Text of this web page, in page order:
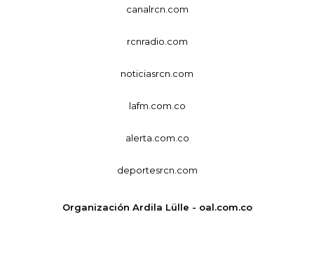
canalrcn.com
rcnradio.com
noticiasrcn.com
lafm.com.co
alerta.com.co
deportesrcn.com
Organización Ardila Lülle - oal.com.co